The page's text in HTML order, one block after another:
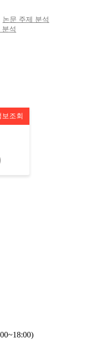
논문 주제 분석
분석
조회